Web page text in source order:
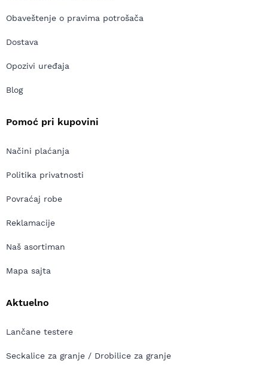
Obaveštenje o pravima potrošača
Dostava
Opozivi uređaja
Blog
Pomoć pri kupovini
Načini plaćanja
Politika privatnosti
Povraćaj robe
Reklamacije
Naš asortiman
Mapa sajta
Aktuelno
Lančane testere
Seckalice za granje / Drobilice za granje